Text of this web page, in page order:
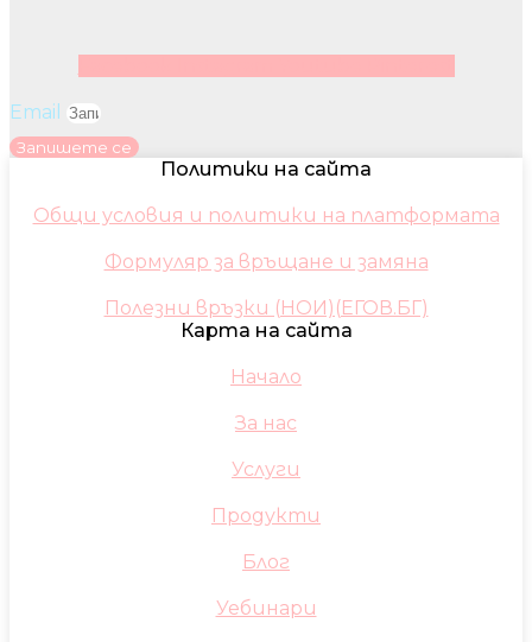
Email
Запишете се
Политики на сайта
Общи условия и политики на платформата
Формуляр за връщане и замяна
Полезни връзки (НОИ)(ЕГОВ.БГ)
Карта на сайта
Начало
За нас
Услуги
Продукти
Блог
Уебинари